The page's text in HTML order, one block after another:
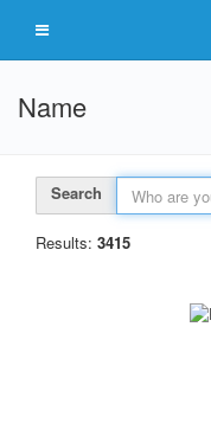
Name
Search
Results: 3415